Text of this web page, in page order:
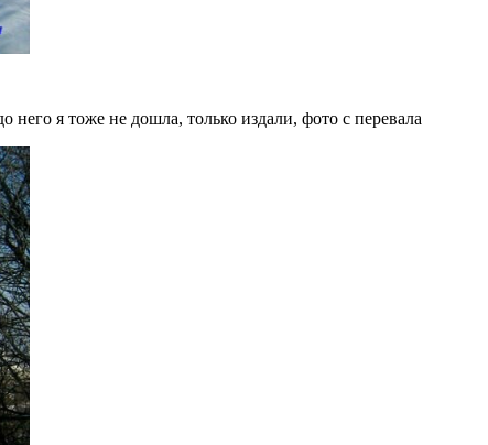
него я тоже не дошла, только издали, фото с перевала